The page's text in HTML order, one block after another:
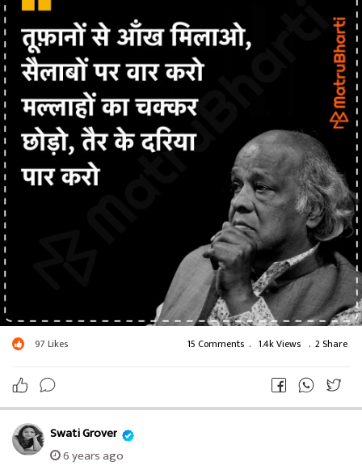
97 Likes 15 Comments . 1.4k Views . 2 Share
Swati Grover
6 years ago